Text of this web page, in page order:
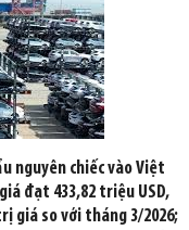
nguyên chiếc vào Việt
đạt 433,82 triệu USD,
giá so với tháng 3/2026;